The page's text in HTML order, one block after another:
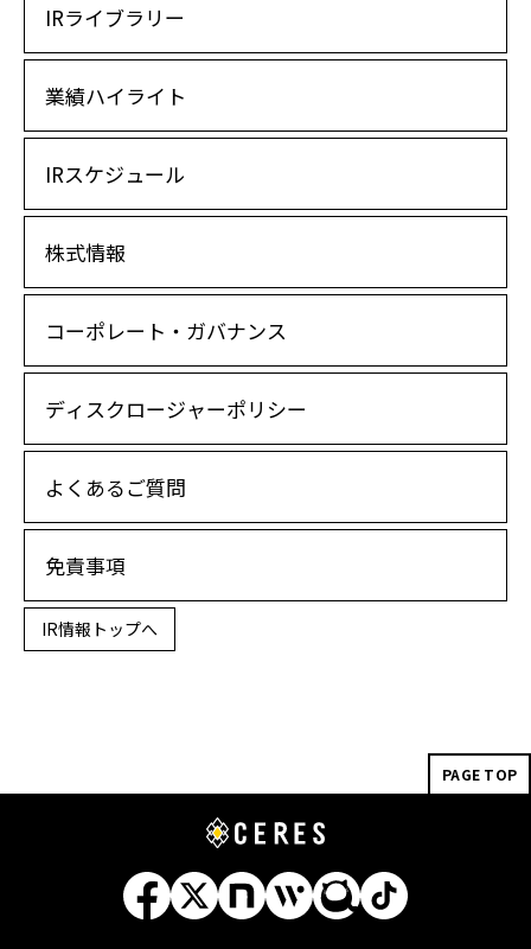
IRライブラリー
業績ハイライト
IRスケジュール
株式情報
コーポレート・ガバナンス
ディスクロージャーポリシー
よくあるご質問
免責事項
IR情報トップへ
PAGE TOP